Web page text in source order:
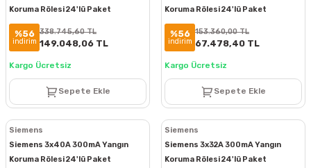
Koruma Rölesi 24'lü Paket
5SV3647-6
%56
indirim
338.745,60 TL
149.048,06 TL
Kargo Ücretsiz
Sepete Ekle
Koruma Rölesi 24'lü Paket
5SV5646-6
%56
indirim
153.360,00 TL
67.478,40 TL
Kargo Ücretsiz
Sepete Ekle
Siemens
Siemens 3x40A 300mA Yangın
Koruma Rölesi 24'lü Paket
Siemens
Siemens 3x32A 300mA Yangın
Koruma Rölesi 24'lü Paket